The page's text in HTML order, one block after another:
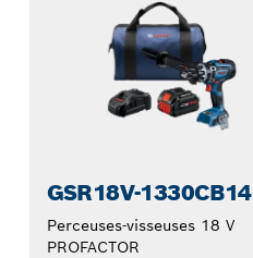
GSR18V-1330CB14
Perceuses-visseuses 18 V
PROFACTOR